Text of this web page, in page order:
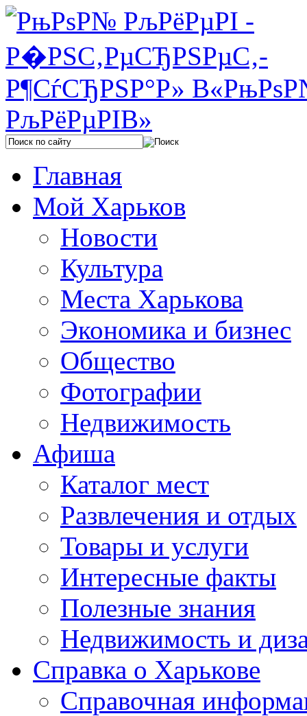
Главная
Мой Харьков
Новости
Культура
Места Харькова
Экономика и бизнес
Общество
Фотографии
Недвижимость
Афиша
Каталог мест
Развлечения и отдых
Товары и услуги
Интересные факты
Полезные знания
Недвижимость и
Справка о Харькове
Справочная